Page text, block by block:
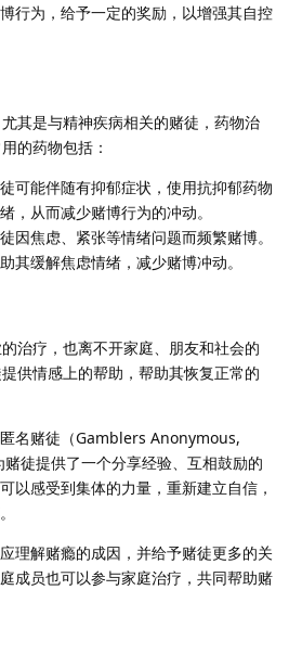
行为，给予一定的奖励，以增强其自控
其是与精神疾病相关的赌徒，药物治
的药物包括：
徒可能伴随有抑郁症状，使用抗抑郁药物
，从而减少赌博行为的冲动。
因焦虑、紧张等情绪问题而频繁赌博。
其缓解焦虑情绪，减少赌博冲动。
治疗，也离不开家庭、朋友和社会的
供情感上的帮助，帮助其恢复正常的
名赌徒（Gamblers Anonymous,
徒提供了一个分享经验、互相鼓励的
以感受到集体的力量，重新建立自信，
应理解赌瘾的成因，并给予赌徒更多的关
成员也可以参与家庭治疗，共同帮助赌